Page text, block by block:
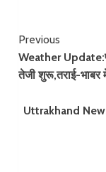
Continue
Reading
Previous
Weather
तेजी शुरू,तराई-भाबर
Uttrakhand